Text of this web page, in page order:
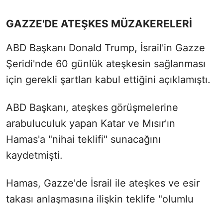
GAZZE'DE ATEŞKES MÜZAKERELERİ
ABD Başkanı Donald Trump, İsrail'in Gazze
Şeridi'nde 60 günlük ateşkesin sağlanması
için gerekli şartları kabul ettiğini açıklamıştı.
ABD Başkanı, ateşkes görüşmelerine
arabuluculuk yapan Katar ve Mısır'ın
Hamas'a "nihai teklifi" sunacağını
kaydetmişti.
Hamas, Gazze'de İsrail ile ateşkes ve esir
takası anlaşmasına ilişkin teklife "olumlu